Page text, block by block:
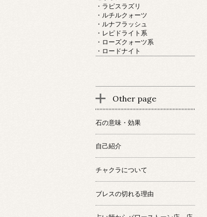
・ラピスラズリ
・ルチルクォーツ
・ルナフラッシュ
・レピドライト系
・ローズクォーツ系
・ロードナイト
Other page
石の意味・効果
自己紹介
チャクラについて
ブレスの切れる理由